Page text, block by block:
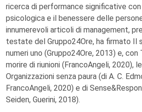
ricerca di performance significative
psicologica e il benessere delle
innumerevoli articoli di management,
testate del Gruppo24Ore, ha firmato Il
numeri uno (Gruppo24Ore, 2013) e, con
morire di riunioni (FrancoAngeli, 2020),
Organizzazioni senza paura (di A. C.
FrancoAngeli, 2020) e di
Seiden, Guerini, 2018).